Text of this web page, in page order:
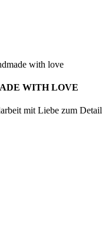
WITH LOVE
mit Liebe zum Detail